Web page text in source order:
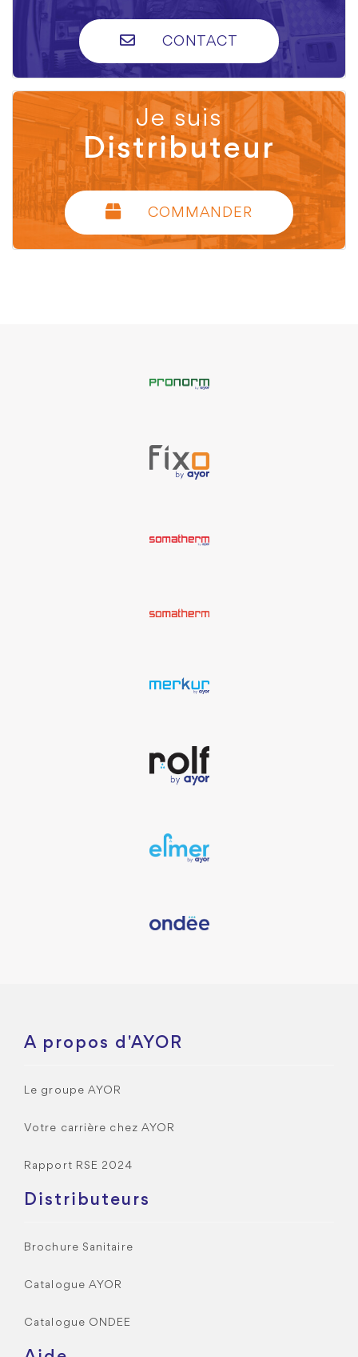
CONTACT
Je suis
Distributeur
COMMANDER
A propos d'AYOR
Le groupe AYOR
Votre carrière chez AYOR
Rapport RSE 2024
Distributeurs
Brochure Sanitaire
Catalogue AYOR
Catalogue ONDEE